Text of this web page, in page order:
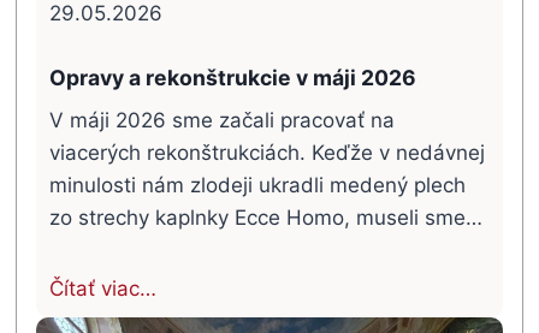
29.05.2026
Opravy a rekonštrukcie v máji 2026
V máji 2026 sme začali pracovať na
viacerých rekonštrukciách. Keďže v nedávnej
minulosti nám zlodeji ukradli medený plech
zo strechy kaplnky Ecce Homo, museli sme…
Čítať viac…